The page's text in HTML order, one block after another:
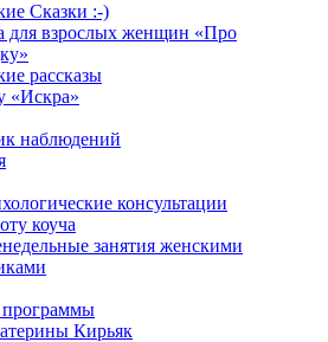
Сказки :-)
для взрослых женщин «Про
рассказы
«Искра»
наблюдений
консультации
коуча
занятия женскими
Кирьяк